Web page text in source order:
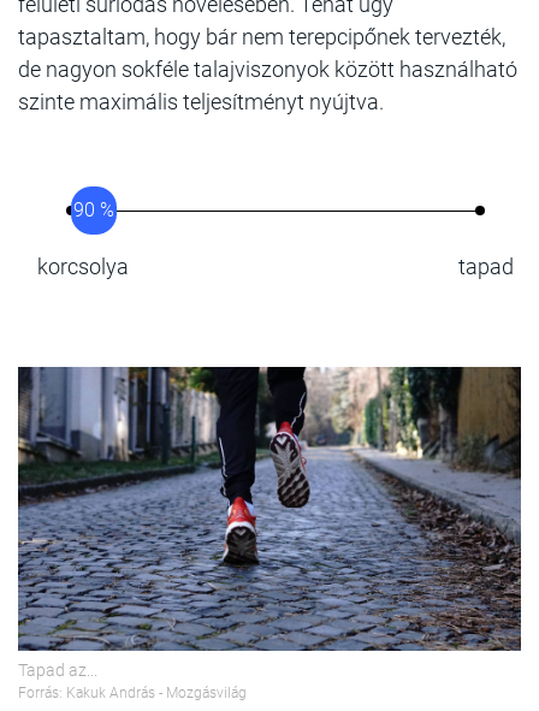
tapasztaltam, hogy bár nem terepcipőnek tervezték,
de nagyon sokféle talajviszonyok között használható
szinte maximális teljesítményt nyújtva.
90 %
korcsolya tapad
Tapad az...
Forrás: Kakuk András - Mozgásvilág